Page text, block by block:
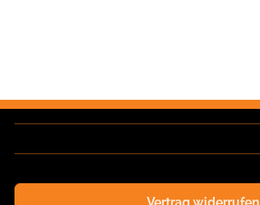
Vertrag widerrufen